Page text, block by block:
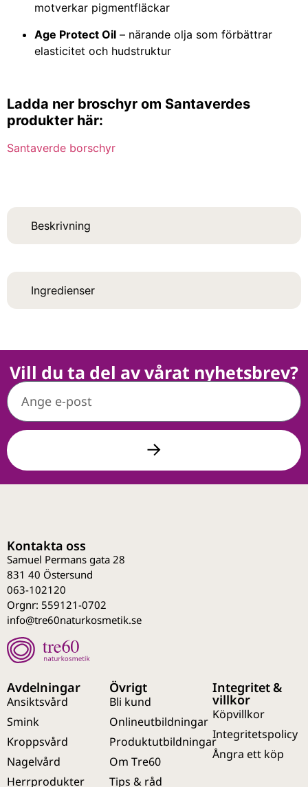
motverkar pigmentfläckar
Age Protect Oil – närande olja som förbättrar
elasticitet och hudstruktur
Ladda ner broschyr om Santaverdes
produkter här:
Santaverde borschyr
Beskrivning
Ingredienser
Vill du ta del av vårat nyhetsbrev?
Kontakta oss
Samuel Permans gata 28
831 40 Östersund
063-102120
Orgnr: 559121-0702
info@tre60naturkosmetik.se
Avdelningar
Ansiktsvård
Smink
Kroppsvård
Nagelvård
Herrprodukter
Övrigt
Bli kund
Onlineutbildningar
Produktutbildningar
Om Tre60
Tips & råd
Integritet &
villkor
Köpvillkor
Integritetspolicy
Ångra ett köp